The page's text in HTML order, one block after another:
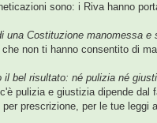
sono: i Riva hanno
una Costituzione manomessa
che non ti hanno consentito di
il bel risultato: né pulizia né
pulizia e giustizia dipende
prescrizione, per le tue leggi